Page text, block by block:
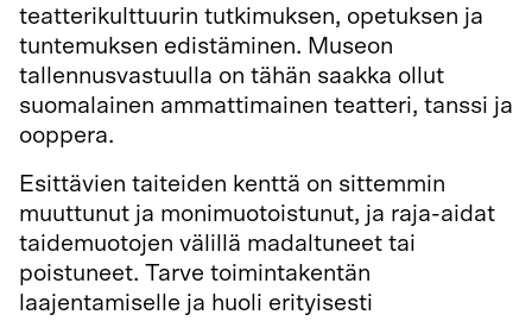
teatterikulttuurin tutkimuksen, opetuksen ja
tuntemuksen edistäminen. Museon
tallennusvastuulla on tähän saakka ollut
suomalainen ammattimainen teatteri, tanssi ja
ooppera.
Esittävien taiteiden kenttä on sittemmin
muuttunut ja monimuotoistunut, ja raja-aidat
taidemuotojen välillä madaltuneet tai
poistuneet. Tarve toimintakentän
laajentamiselle ja huoli erityisesti